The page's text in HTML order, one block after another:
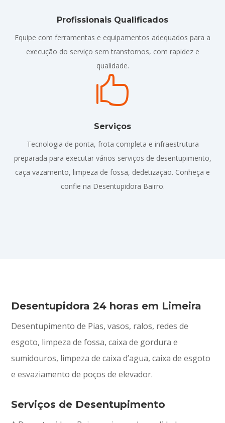
Profissionais Qualificados
Equipe com ferramentas e equipamentos adequados para a
execução do serviço sem transtornos, com rapidez e
qualidade.

Serviços
Tecnologia de ponta, frota completa e infraestrutura
preparada para executar vários serviços de desentupimento,
caça vazamento, limpeza de fossa, dedetização. Conheça e
confie na Desentupidora Bairro.
Desentupidora 24 horas em Limeira
Desentupimento de Pias, vasos, ralos, redes de
esgoto, limpeza de fossa, caixa de gordura e
sumidouros, limpeza de caixa d’agua, caixa de esgoto
e esvaziamento de poços de elevador.
Serviços de Desentupimento